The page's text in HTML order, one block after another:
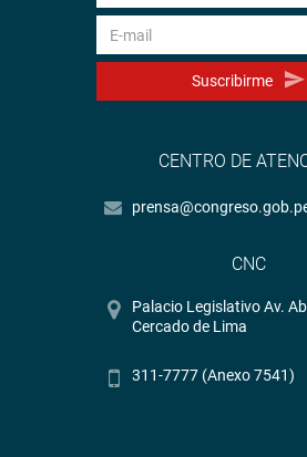
Suscribirme
CENTRO DE
CNC
Palacio Legislativo Av.
Cercado de Lima
311-7777 (Anexo 7541)